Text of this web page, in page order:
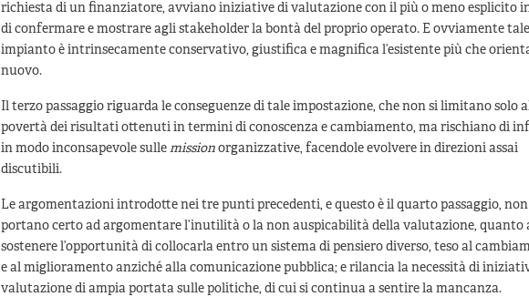
richiesta di un finanziatore, avviano iniziative di valutazione con il più o meno esplicito
di confermare e mostrare agli stakeholder la bontà del proprio operato. E ovviamente tale
impianto è intrinsecamente conservativo, giustifica e magnifica l’esistente più che
nuovo.
Il terzo passaggio riguarda le conseguenze di tale impostazione, che non si limitano solo
povertà dei risultati ottenuti in termini di conoscenza e cambiamento, ma rischiano di
in modo inconsapevole sullemissionorganizzative, facendole evolvere in direzioni assai
discutibili.
Le argomentazioni introdotte nei tre punti precedenti, e questo è il quarto passaggio, non
portano certo ad argomentare l’inutilità o la non auspicabilità della valutazione, quanto
sostenere l’opportunità di collocarla entro un sistema di pensiero diverso, teso al
e al miglioramento anziché alla comunicazione pubblica; e rilancia la necessità di
valutazione di ampia portata sulle politiche, di cui si continua a sentire la mancanza.